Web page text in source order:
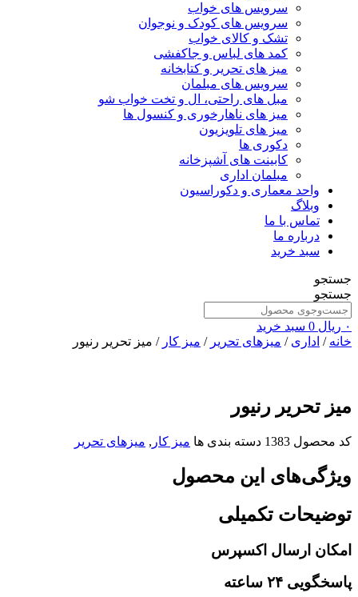
سرویس های خواب
سرویس های کودک و نوجوان
تشک و کالای خواب
کمد های لباس و جاکفشی
میز های تحریر و کتابخانه
سرویس های مبلمان
مبل های راحتی، ال و تخت خواب شو
میز های ناهارخوری و کنسول ها
میز های تلویزیون
دکوری ها
کابینت های آشپزخانه
مبلمان اداری
واحد معماری و دکوراسیون
وبلاگ
تماس با ما
درباره ما
سبد خرید
جستجو
جستجو
۰ ریال 0 سبد خرید
خانه / اداری / میزهای تحریر / میز کار / میز تحریر رنیور
میز تحریر رنیور
کد محصول 1383 دسته بندی ها میز کار , میزهای تحریر
ویژگی‌های این محصول
توضیحات تکمیلی
امکان ارسال اکسپرس
پاسخگویی ۲۴ ساعته